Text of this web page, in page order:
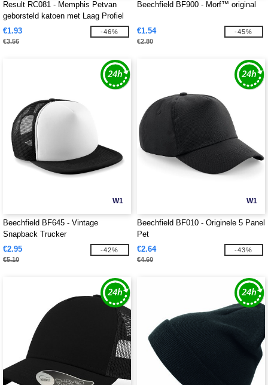
Result RC081 - Memphis Petvan
geborsteld katoen met Laag Profiel
€1.93
€3.56
-46%
Beechfield BF900 - Morf™ original
€1.54
€2.80
-45%
W1
Beechfield BF645 - Vintage
Snapback Trucker
€2.95
€5.10
-42%
W1
Beechfield BF010 - Originele 5 Panel
Pet
€2.64
€4.60
-43%